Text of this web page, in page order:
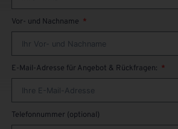
Vor- und Nachname
E-Mail-Adresse für Angebot & Rückfragen:
Telefonnummer (optional)